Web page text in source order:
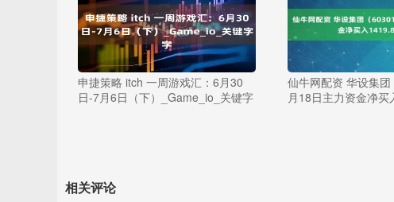
申捷策略 itch 一周游戏汇：6月30
日-7月6日（下）_Game_io_关键字
仙牛网配资 华设集
月18日主力资金净
相关评论